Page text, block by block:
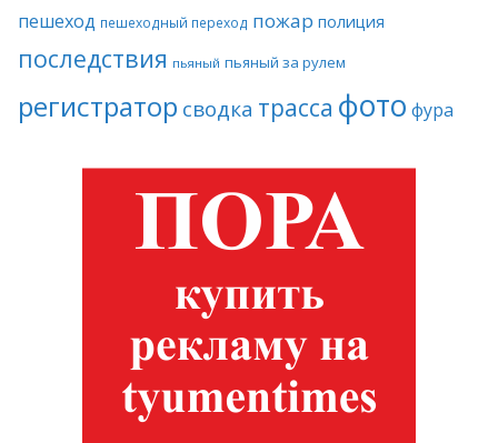
пешеход пешеходный переход пожар полиция
последствия пьяный пьяный за рулем
регистратор сводка трасса фото фура